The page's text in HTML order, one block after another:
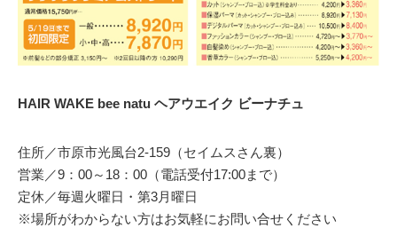
HAIR WAKE bee natu ヘアウエイク ビーナチュ
住所／市原市光風台2-159（セイムスさん裏）
営業／9：00～18：00（電話受付17:00まで）
定休／毎週火曜日・第3月曜日
※場所がわからない方はお気軽にお問い合せください